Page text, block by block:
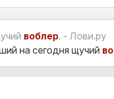
воблер. - Лови.ру
на сегодня щучий